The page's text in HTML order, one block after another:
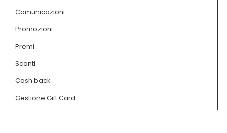
Comunicazioni
Promozioni
Premi
Sconti
Cash back
Gestione Gift Card